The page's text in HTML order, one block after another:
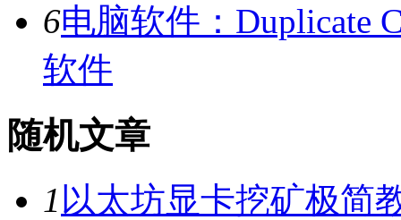
6电脑软件：Duplicate
软件
随机文章
1以太坊显卡挖矿极简